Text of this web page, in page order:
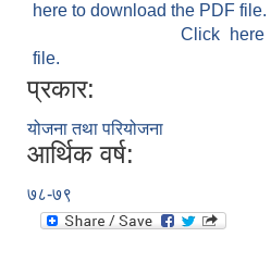
here to download the PDF file.
Click
file.
प्रकार:
योजना तथा परियोजना
आर्थिक वर्ष:
७८-७९